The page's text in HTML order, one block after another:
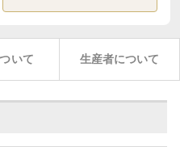
いて 生産者について